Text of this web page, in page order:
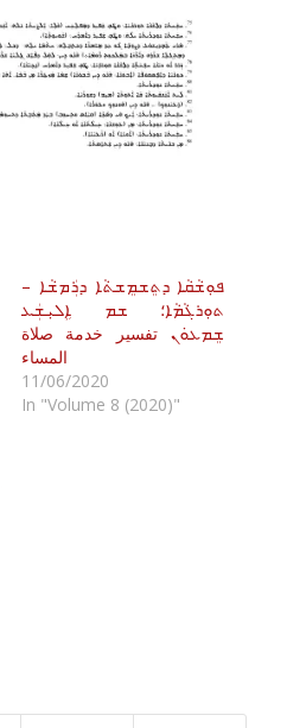
ܦܘܼܫܵܩܵܐ ܕܬܸܫܡܸܫܬܵܐ ܕܪܲܡܫܵܐ –
ܬܘܼܪܓܵܡܵܐ؛ ܫܡ ܐܹܠܝܼܫܲܥ
ܫܸܡܥܘܿܢ تفسير خدمة صلاة
المساء
11/06/2020
In "Volume 8 (2020)"